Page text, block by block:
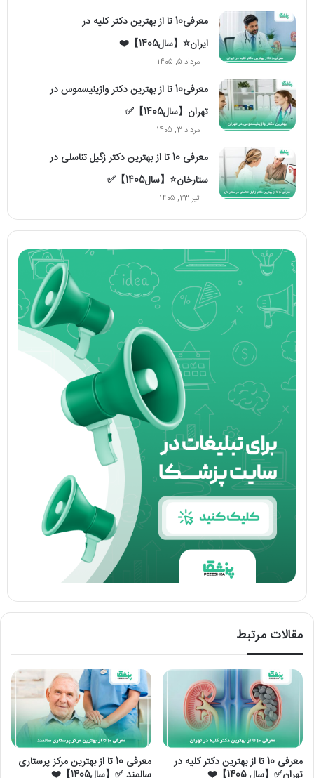
معرفی10 تا از بهترین دکتر کلیه در
ایران⭐【سال1405】❤️
مرداد 5, 1405
معرفی10 تا از بهترین دکتر واژینیسموس در
تهران【سال1405】✅
مرداد 3, 1405
معرفی 10 تا از بهترین دکتر زگیل تناسلی در
ستارخان⭐【سال1405】✅
تیر 23, 1405
مقالات مرتبط
معرفی 10 تا از بهترین دکتر کلیه در معرفی 10 تا از بهترین مرکز پرستاری